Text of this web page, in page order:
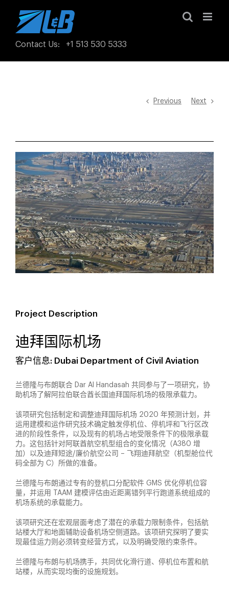
content
Contact Us: +1 513 530 5333
Previous Next
Image
Project Description
迪拜国际机场
客户信息: Dubai Department of Civil Aviation
兰德隆与布朗联合 Dar Al Handasah 共同参与了一项研究，协
助机场了解阿拉伯联合酋长国迪拜国际机场的极限承载力。
该项研究包括制定和调整迪拜国际机场 2020 年预测计划，并
运用建模和运作研究技术确定触发停机位、停机坪和飞行区改
进的阶段性条件，以及现有的机场占地受限条件下的极限承载
力。这包括针对阿联酋航空机型组合的变化情况（A380 增
加）以及迪拜短途/廉价航空公司 – 飞翔迪拜航空（机型舱位代
码全部为 C）所做的准备。
兰德隆与布朗通过专有的登机口分配软件 GMS 优化停机位容
量，并运用 TAAM 建模评估由近距离错列平行跑道系统组成的
机场系统的承载能力。
该项研究还在宏观层面考虑了潜在的承载力限制条件，包括航
站楼大厅和地面辅助设备机场空侧道路。该项研究探明了要实
现最佳运力则必须转变经营方式，以及明确受限约束条件。
兰德隆与布朗与机场携手，共同优化滑行道、停机位布置和航
站楼，从而实现均衡的设施规划。